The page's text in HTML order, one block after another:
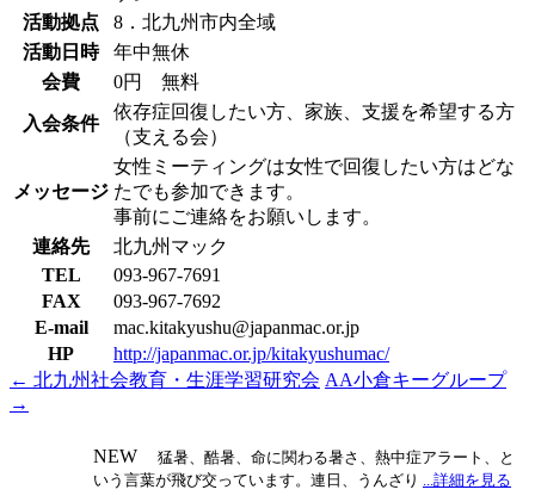
活動拠点
8．北九州市内全域
活動日時
年中無休
会費
0円 無料
入会条件
依存症回復したい方、家族、支援を希望する方
（支える会）
メッセージ
女性ミーティングは女性で回復したい方はどな
たでも参加できます。
事前にご連絡をお願いします。
連絡先
北九州マック
TEL
093-967-7691
FAX
093-967-7692
E-mail
mac.kitakyushu@japanmac.or.jp
HP
http://japanmac.or.jp/kitakyushumac/
投
← 北九州社会教育・生涯学習研究会 AA小倉キーグループ
→
NEW
猛暑、酷暑、命に関わる暑さ、熱中症アラート、と
いう言葉が飛び交っています。連日、うんざり ...詳細を見る